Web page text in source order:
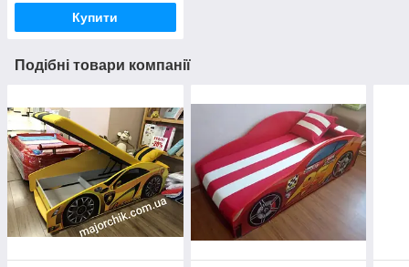
Купити
Подібні товари компанії